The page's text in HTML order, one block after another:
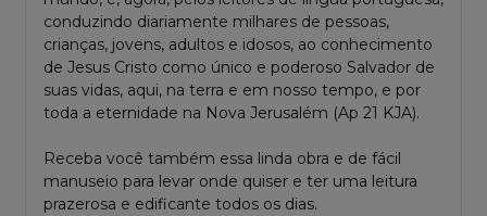
conduzindo diariamente milhares de pessoas,
crianças, jovens, adultos e idosos, ao conhecimento
de Jesus Cristo como único e poderoso Salvador de
suas vidas, aqui, na terra e em nosso tempo, e por
toda a eternidade na Nova Jerusalém (Ap 21 KJA).
Receba você também essa linda obra e de fácil
manuseio para levar onde quiser e ter uma leitura
prazerosa e edificante todos os dias.